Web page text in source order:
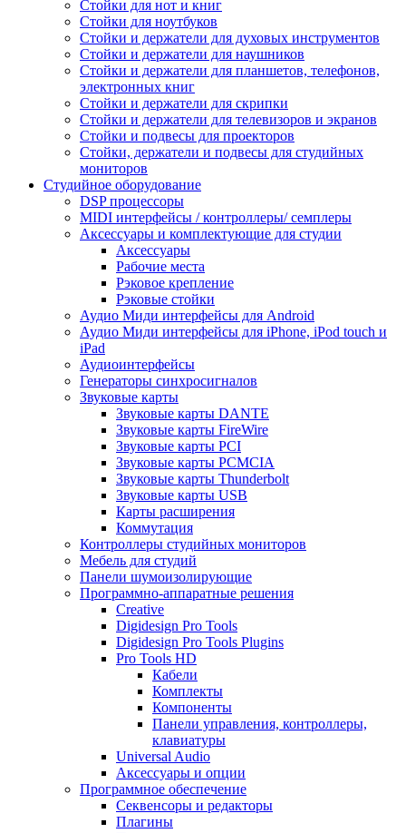
Стойки для нот и книг
Стойки для ноутбуков
Стойки и держатели для духовых инструментов
Стойки и держатели для наушников
Стойки и держатели для планшетов, телефонов,
электронных книг
Стойки и держатели для скрипки
Стойки и держатели для телевизоров и экранов
Стойки и подвесы для проекторов
Стойки, держатели и подвесы для студийных
мониторов
Студийное оборудование
DSP процессоры
MIDI интерфейсы / контроллеры/ семплеры
Аксессуары и комплектующие для студии
Аксессуары
Рабочие места
Рэковое крепление
Рэковые стойки
Аудио Миди интерфейсы для Android
Аудио Миди интерфейсы для iPhone, iPod touch и
iPad
Аудиоинтерфейсы
Генераторы синхросигналов
Звуковые карты
Звуковые карты DANTE
Звуковые карты FireWire
Звуковые карты PCI
Звуковые карты PCMCIA
Звуковые карты Thunderbolt
Звуковые карты USB
Карты расширения
Коммутация
Контроллеры студийных мониторов
Мебель для студий
Панели шумоизолирующие
Программно-аппаратные решения
Creative
Digidesign Pro Tools
Digidesign Pro Tools Plugins
Pro Tools HD
Кабели
Комплекты
Компоненты
Панели управления, контроллеры,
клавиатуры
Universal Audio
Аксессуары и опции
Программное обеспечение
Cеквенсоры и редакторы
Плагины